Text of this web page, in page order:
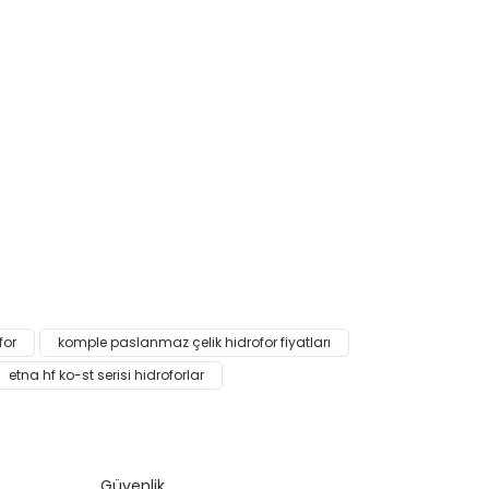
tarafımıza iletebilirsiniz.
komple paslanmaz çelik hidrofor fiyatları
etna hf ko-st serisi hidroforlar